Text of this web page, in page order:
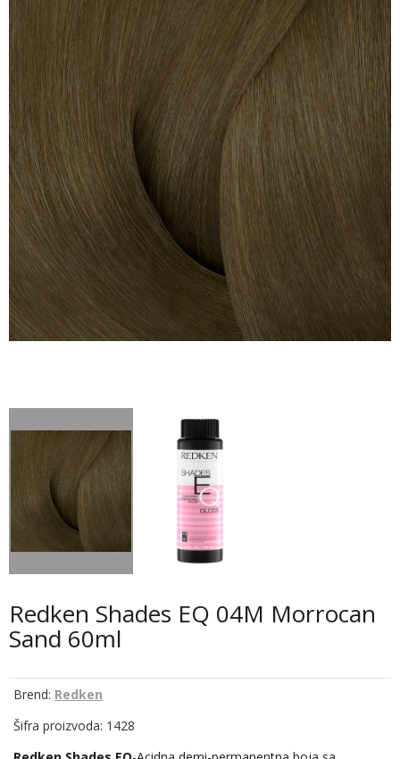
Redken Shades EQ 04M Morrocan
Sand 60ml
Brend: Redken
Šifra proizvoda: 1428